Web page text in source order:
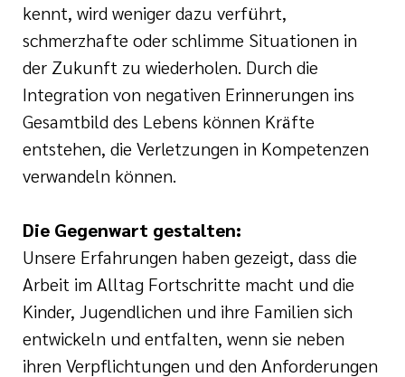
kennt, wird weniger dazu verführt,
schmerzhafte oder schlimme Situationen in
der Zukunft zu wiederholen. Durch die
Integration von negativen Erinnerungen ins
Gesamtbild des Lebens können Kräfte
entstehen, die Verletzungen in Kompetenzen
verwandeln können.
Die Gegenwart gestalten:
Unsere Erfahrungen haben gezeigt, dass die
Arbeit im Alltag Fortschritte macht und die
Kinder, Jugendlichen und ihre Familien sich
entwickeln und entfalten, wenn sie neben
ihren Verpflichtungen und den Anforderungen